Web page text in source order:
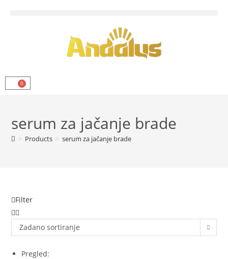
0
serum za jačanje brade
> Products > serum za jačanje brade
Filter
Zadano sortiranje
Pregled: